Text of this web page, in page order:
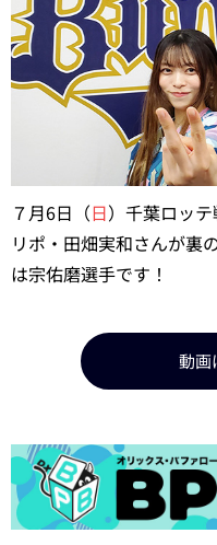
７月6日（日）千葉ロッ
リポ・田畑実和さんが裏
は宗佑磨選手です！
動画